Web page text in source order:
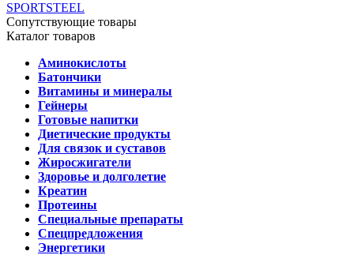
SPORTSTEEL
Сопутствующие товары
Каталог товаров
Аминокислоты
Батончики
Витамины и минералы
Гейнеры
Готовые напитки
Диетические продукты
Для связок и суставов
Жиросжигатели
Здоровье и долголетие
Креатин
Протеины
Специальные препараты
Спецпредложения
Энергетики